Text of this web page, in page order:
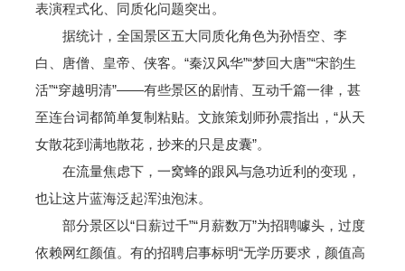
表演程式化、同质化问题突出。
据统计，全国景区五大同质化角色为孙悟空、李
白、唐僧、皇帝、侠客。“秦汉风华”“梦回大唐”“宋韵生
活”“穿越明清”——有些景区的剧情、互动千篇一律，甚
至连台词都简单复制粘贴。文旅策划师孙震指出，“从天
女散花到满地散花，抄来的只是皮囊”。
在流量焦虑下，一窝蜂的跟风与急功近利的变现，
也让这片蓝海泛起浑浊泡沫。
部分景区以“日薪过千”“月薪数万”为招聘噱头，过度
依赖网红颜值。有的招聘启事标明“无学历要求，颜值高